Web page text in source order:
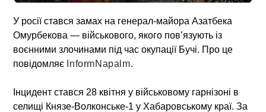
У росії стався замах на генерал-майора Азатбека
Омурбекова — військового, якого пов’язують із
воєнними злочинами під час окупації Бучі. Про це
повідомляє InformNapalm.
Інцидент стався 28 квітня у військовому гарнізоні в
селищі Князе-Волконське-1 у Хабаровському краї. За